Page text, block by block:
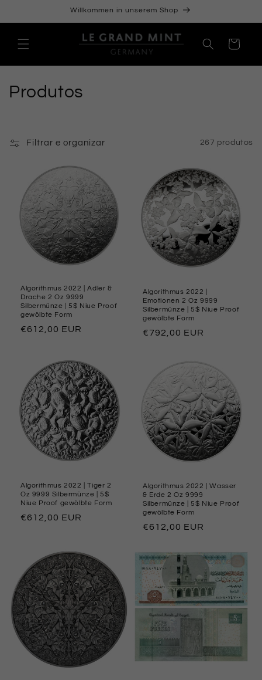
conteúdo
Willkommen in unserem Shop
Carrinho
C
l
Produtos
Filtrar e organizar 267 produtos
Algorithmus 2022 | Adler &
Drache 2 Oz 9999
Silbermünze | 5$ Niue Proof
gewölbte Form
Preço
€612,00 EUR
Algorithmus 2022 |
Emotionen 2 Oz 9999
Silbermünze | 5$ Niue Proof
gewölbte Form
Preço
€792,00 EUR
Algorithmus 2022 | Tiger 2
Oz 9999 Silbermünze | 5$
Niue Proof gewölbte Form
Preço
€612,00 EUR
Algorithmus 2022 | Wasser
& Erde 2 Oz 9999
Silbermünze | 5$ Niue Proof
gewölbte Form
Preço
€612,00 EUR